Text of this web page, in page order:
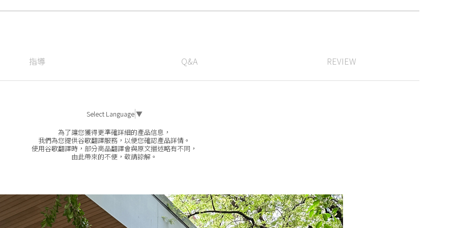
指導 Q&A REVIEW
Select Language▼
為了讓您獲得更準確詳細的產品信息，
我們為您提供谷歌翻譯服務，以便您確認產品詳情。
使用谷歌翻譯時，部分商品翻譯會與原文描述略有不同，
由此帶來的不便，敬請諒解。